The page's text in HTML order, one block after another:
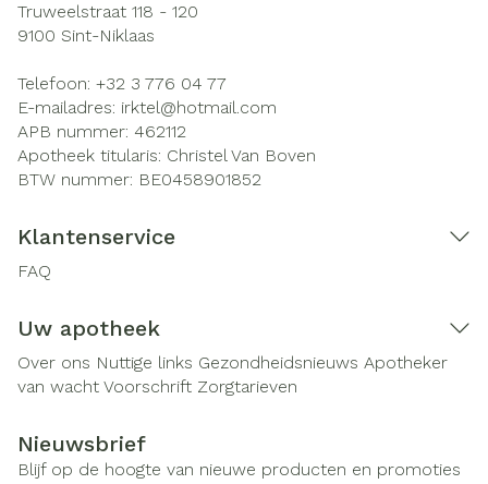
Truweelstraat 118 - 120
9100 Sint-Niklaas
Telefoon: +32 3 776 04 77
E-mailadres: irktel@hotmail.com
APB nummer: 462112
Apotheek titularis: Christel Van Boven
BTW nummer: BE0458901852
Klantenservice
FAQ
Uw apotheek
Over ons Nuttige links Gezondheidsnieuws Apotheker
van wacht Voorschrift Zorgtarieven
Nieuwsbrief
Blijf op de hoogte van nieuwe producten en promoties